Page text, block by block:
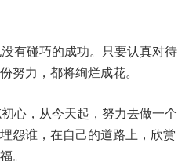
有碰巧的成功。只要认真对待
努力，都将绚烂成花。
心，从今天起，努力去做一个
怨谁，在自己的道路上，欣赏
。